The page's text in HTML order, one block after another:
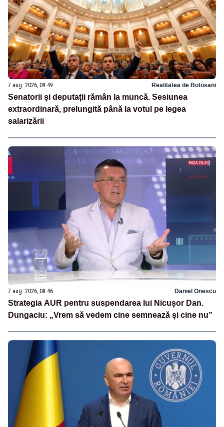
7 aug. 2026, 09:49 Realitatea de Botosani
Senatorii și deputații rămân la muncă. Sesiunea
extraordinară, prelungită până la votul pe legea
salarizării
7 aug. 2026, 08:46 Daniel Onescu
Strategia AUR pentru suspendarea lui Nicușor Dan.
Dungaciu: „Vrem să vedem cine semnează și cine nu”